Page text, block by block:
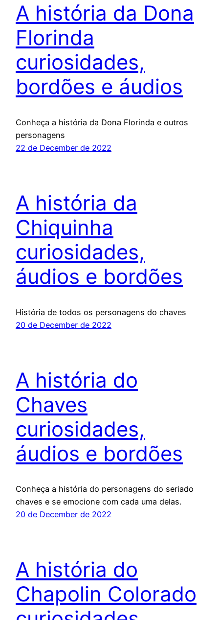
A história da Dona
Florinda
curiosidades,
bordões e áudios
Conheça a história da Dona Florinda e outros
personagens
22 de December de 2022
A história da
Chiquinha
curiosidades,
áudios e bordões
História de todos os personagens do chaves
20 de December de 2022
A história do
Chaves
curiosidades,
áudios e bordões
Conheça a história do personagens do seriado
chaves e se emocione com cada uma delas.
20 de December de 2022
A história do
Chapolin Colorado